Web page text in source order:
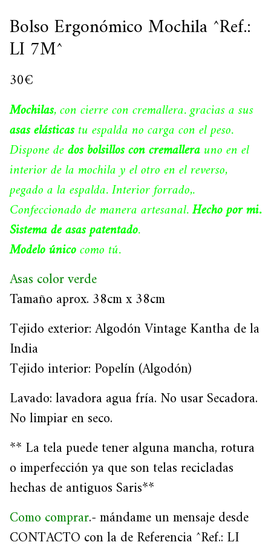
Bolso Ergonómico Mochila ^Ref.:
LI 7M^
30€
Mochilas, con cierre con cremallera. gracias a sus
asas elásticastu espalda no carga con el peso.
Dispone dedos bolsillos con cremallerauno en el
interior de la mochila y el otro en el reverso,
pegado a la espalda. Interior forrado,.
Confeccionado de manera artesanal.Hecho por mi.
Sistema de asas patentado.
Modelo únicocomo tú.
Asas color verde
Tamaño aprox. 38cm x 38cm
Tejido exterior: Algodón Vintage Kantha de la
India
Tejido interior: Popelín (Algodón)
Lavado: lavadora agua fría. No usar Secadora.
No limpiar en seco.
** La tela puede tener alguna mancha, rotura
o imperfección ya que son telas recicladas
hechas de antiguos Saris**
Como comprar.- mándame un mensaje desde
CONTACTO con la de Referencia ^Ref.: LI